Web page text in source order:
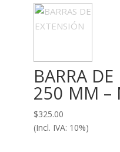
BARRA
250 MM –
$325.00
(Incl. IVA: 10%)